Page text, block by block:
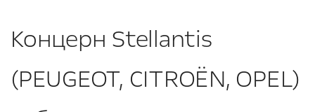
Концерн Stellantis
(PEUGEOT, CITROЁN, OPEL)